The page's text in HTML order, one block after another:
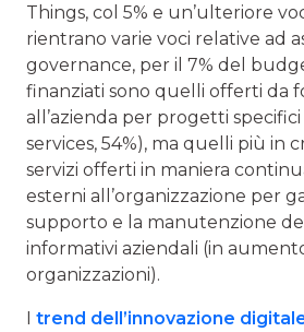
Things, col 5% e un’ulteriore
rientrano varie voci relative ad
governance, per il 7% del
finanziati sono quelli offerti da
all’azienda per progetti specifici
services, 54%), ma quelli più in
servizi offerti in maniera
esterni all’organizzazione per
supporto e la manutenzione
informativi aziendali (in
organizzazioni).
I trend dell’innovazione